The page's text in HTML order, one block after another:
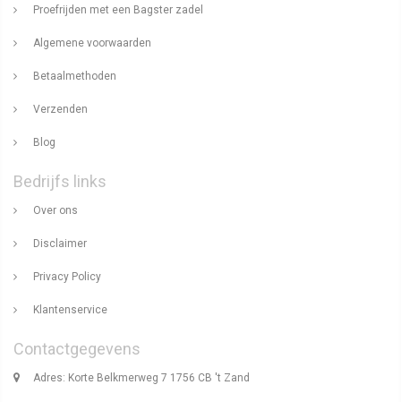
Proefrijden met een Bagster zadel
Algemene voorwaarden
Betaalmethoden
Verzenden
Blog
Bedrijfs links
Over ons
Disclaimer
Privacy Policy
Klantenservice
Contactgegevens
Adres: Korte Belkmerweg 7 1756 CB 't Zand